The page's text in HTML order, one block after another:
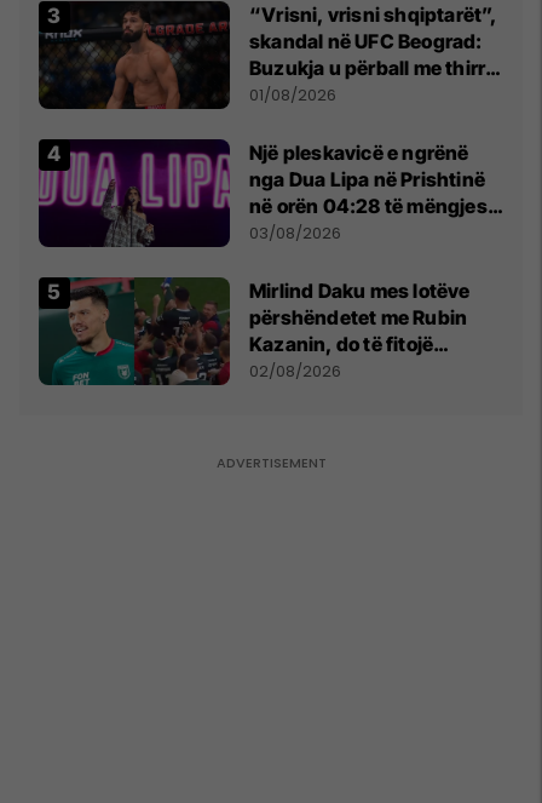
“Vrisni, vrisni shqiptarët”,
skandal në UFC Beograd:
Buzukja u përball me thirrje
anti-shqiptare nga
01/08/2026
Një pleskavicë e ngrënë
nga Dua Lipa në Prishtinë
në orën 04:28 të mëngjesit
- dhe bota digjitale serbe
03/08/2026
Mirlind Daku mes lotëve
përshëndetet me Rubin
Kazanin, do të fitojë
miliona te Spartak Moska
02/08/2026